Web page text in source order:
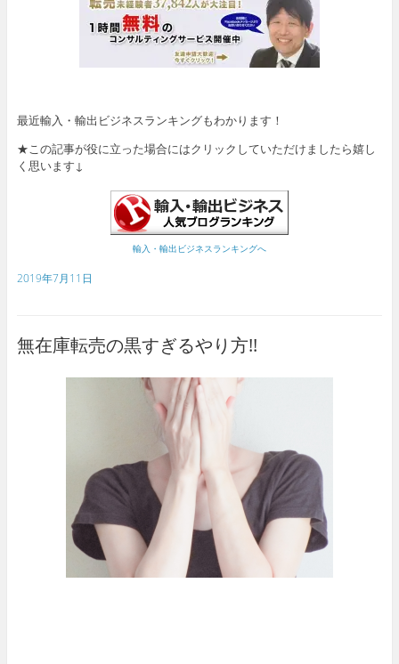
最近輸入・輸出ビジネスランキングもわかります！
★この記事が役に立った場合にはクリックしていただけましたら嬉し
く思います↓
輸入・輸出ビジネスランキングへ
2019年7月11日
無在庫転売の黒すぎるやり方!!